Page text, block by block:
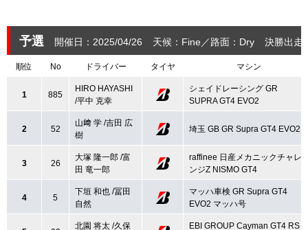
予選 開催日：2025/04/26 天候：Fine 路面：Dry 決勝出走
順位 No ドライバー タイヤ マシン
1 885
HIRO HAYASHI
/平中 克幸
シェイドレーシング GR
SUPRA GT4 EVO2
2 52
山﨑 学 /吉田 広
樹
埼玉 GB GR Supra GT4 EVO2
3 26
大塚 隆一郎 /富
田 竜一郎
raffinee 日産メカニックチャレ
ンジZ NISMO GT4
4 5
下垣 和也 /冨田
自然
マッハ車検 GR Supra GT4
EVO2 マッハ号
北園 将太 /久保
EBI GROUP Cayman GT4 RS